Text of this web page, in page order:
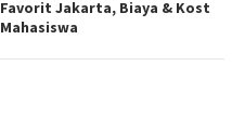
Favorit Jakarta, Biaya & Kost
Mahasiswa